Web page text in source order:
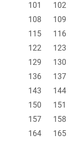
101
102
108
109
115
116
122
123
129
130
136
137
143
144
150
151
157
158
164
165